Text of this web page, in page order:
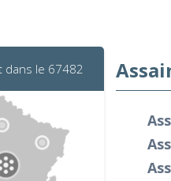
dans le 67482